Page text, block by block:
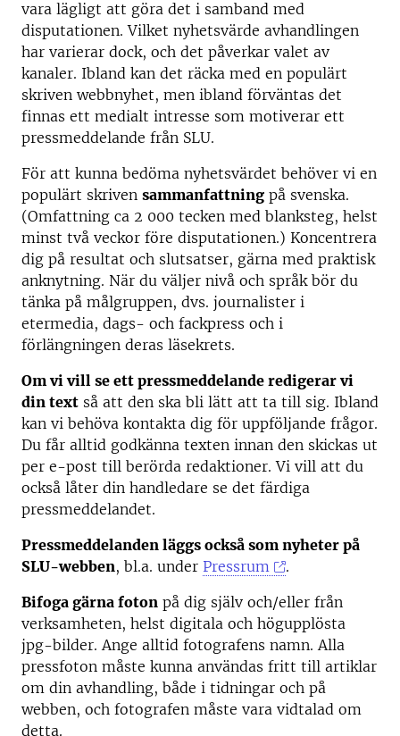
vara lägligt att göra det i samband med
disputationen. Vilket nyhetsvärde avhandlingen
har varierar dock, och det påverkar valet av
kanaler. Ibland kan det räcka med en populärt
skriven webbnyhet, men ibland förväntas det
finnas ett medialt intresse som motiverar ett
pressmeddelande från SLU.
För att kunna bedöma nyhetsvärdet behöver vi en
populärt skriven sammanfattning på svenska.
(Omfattning ca 2 000 tecken med blanksteg, helst
minst två veckor före disputationen.) Koncentrera
dig på resultat och slutsatser, gärna med praktisk
anknytning. När du väljer nivå och språk bör du
tänka på målgruppen, dvs. journalister i
etermedia, dags- och fackpress och i
förlängningen deras läsekrets.
Om vi vill se ett pressmeddelande redigerar vi
din text så att den ska bli lätt att ta till sig. Ibland
kan vi behöva kontakta dig för uppföljande frågor.
Du får alltid godkänna texten innan den skickas ut
per e-post till berörda redaktioner. Vi vill att du
också låter din handledare se det färdiga
pressmeddelandet.
Pressmeddelanden läggs också som nyheter på
SLU-webben, bl.a. under Pressrum
.
Bifoga gärna foton på dig själv och/eller från
verksamheten, helst digitala och högupplösta
jpg-bilder. Ange alltid fotografens namn. Alla
pressfoton måste kunna användas fritt till artiklar
om din avhandling, både i tidningar och på
webben, och fotografen måste vara vidtalad om
detta.